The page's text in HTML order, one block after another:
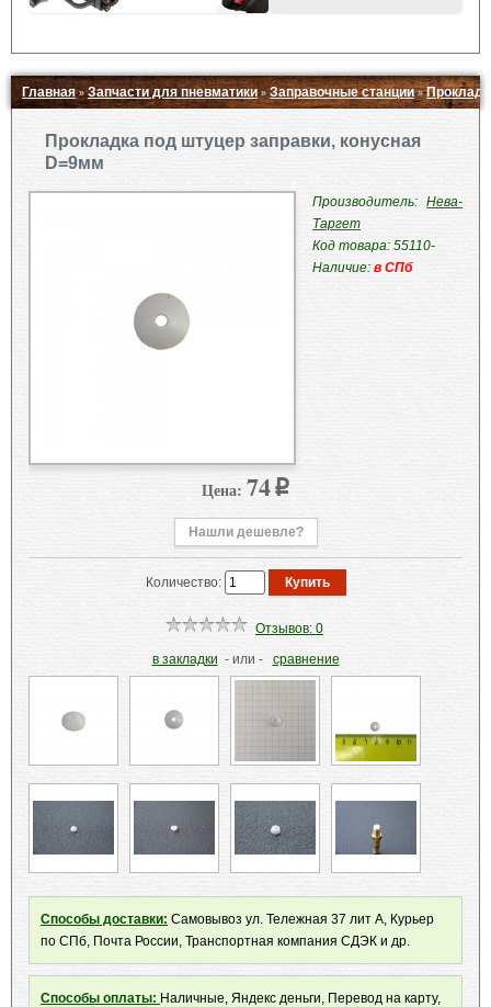
Главная»Запчасти для пневматики » Заправочные станции»
Прокладка под штуцер заправки, конусная
D=9мм
Производитель: Нева-
Таргет
Код товара: 55110-
Наличие: в СПб
Цена: 74 p
Нашли дешевле?
Количество:
Отзывов: 0
в закладки - или - сравнение
Способы доставки: Самовывоз ул. Тележная 37 лит А, Курьер
по СПб, Почта России, Транспортная компания СДЭК и др.
Способы оплаты: Наличные, Яндекс деньги, Перевод на карту,